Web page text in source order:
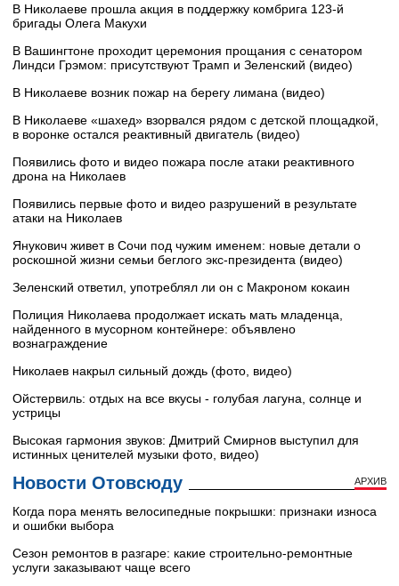
В Николаеве прошла акция в поддержку комбрига 123-й
бригады Олега Макухи
В Вашингтоне проходит церемония прощания с сенатором
Линдси Грэмом: присутствуют Трамп и Зеленский (видео)
В Николаеве возник пожар на берегу лимана (видео)
В Николаеве «шахед» взорвался рядом с детской площадкой,
в воронке остался реактивный двигатель (видео)
Появились фото и видео пожара после атаки реактивного
дрона на Николаев
Появились первые фото и видео разрушений в результате
атаки на Николаев
Янукович живет в Сочи под чужим именем: новые детали о
роскошной жизни семьи беглого экс-президента (видео)
Зеленский ответил, употреблял ли он с Макроном кокаин
Полиция Николаева продолжает искать мать младенца,
найденного в мусорном контейнере: объявлено
вознаграждение
Николаев накрыл сильный дождь (фото, видео)
Ойстервиль: отдых на все вкусы - голубая лагуна, солнце и
устрицы
Высокая гармония звуков: Дмитрий Смирнов выступил для
истинных ценителей музыки фото, видео)
Новости Отовсюду АРХИВ
Когда пора менять велосипедные покрышки: признаки износа
и ошибки выбора
Сезон ремонтов в разгаре: какие строительно-ремонтные
услуги заказывают чаще всего